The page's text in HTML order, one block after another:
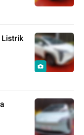
Listrik